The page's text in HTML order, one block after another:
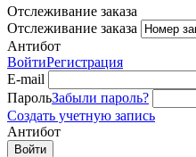
Отслеживание заказа
Отслеживание заказа
Антибот
ВойтиРегистрация
E-mail
ПарольЗабыли пароль?
Создать учетную запись
Антибот
Войти